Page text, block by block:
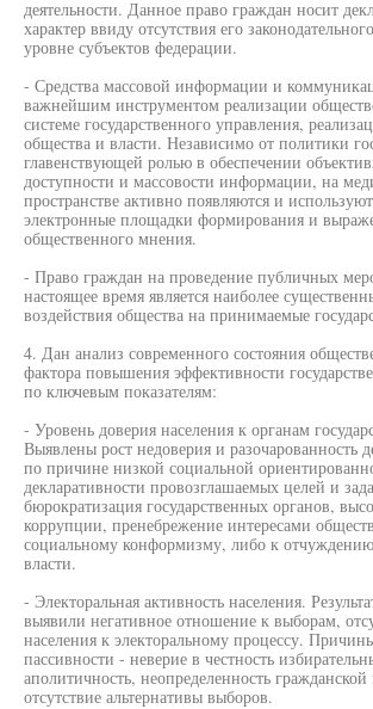
деятельности. Данное право граждан носит
характер ввиду отсутствия его
уровне субъектов федерации.
- Средства массовой информации и
важнейшим инструментом реализации
системе государственного управления,
общества и власти. Независимо от политики
главенствующей ролью в обеспечении
доступности и массовости информации, на
пространстве активно появляются и
электронные площадки формирования и
общественного мнения.
- Право граждан на проведение публичных
настоящее время является наиболее
воздействия общества на принимаемые
4. Дан анализ современного состояния
фактора повышения эффективности
по ключевым показателям:
- Уровень доверия населения к органам
Выявлены рост недоверия и разочарованность
по причине низкой социальной
декларативности провозглашаемых целей и
бюрократизация государственных органов,
коррупции, пренебрежение интересами
социальному конформизму, либо к
власти.
- Электоральная активность населения.
выявили негативное отношение к выборам,
населения к электоральному процессу.
пассивности - неверие в честность
аполитичность, неопределенность
отсутствие альтернативы выборов.